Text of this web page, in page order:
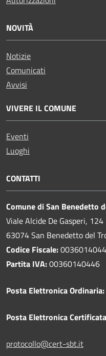
NOVITÀ
Notizie
Comunicati
Avvisi
VIVERE IL COMUNE
Eventi
Luoghi
CONTATTI
Comune di San Benedetto
Viale Alcide De Gasperi, 124
63074 San Benedetto del
Codice Fiscale:
Partita IVA:00360140446
Posta Elettronica Ordinaria:
Posta Elettronica
protocollo@cert-sbt.it